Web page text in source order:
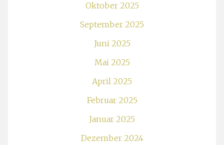
Oktober 2025
September 2025
Juni 2025
Mai 2025
April 2025
Februar 2025
Januar 2025
Dezember 2024